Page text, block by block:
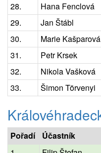
28.
Hana Fenclová
29.
Jan Štábl
30.
Marie Kašparová
31.
Petr Krsek
32.
Nikola Vašková
33.
Šimon Törvenyi
Pořadí Účastník